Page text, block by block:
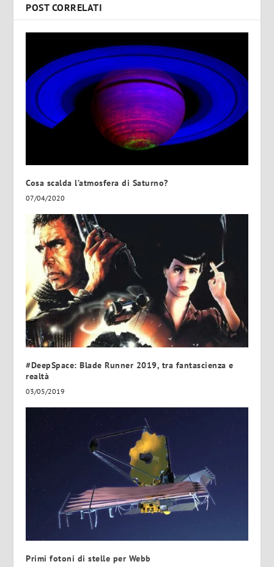
POST CORRELATI
Cosa scalda l’atmosfera di Saturno?
07/04/2020
#DeepSpace: Blade Runner 2019, tra fantascienza e
realtà
03/05/2019
Primi fotoni di stelle per Webb